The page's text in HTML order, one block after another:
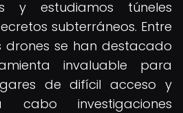
y estudiamos túneles
subterráneos. Entre
drones se han destacado
invaluable para
de difícil acceso y
investigaciones